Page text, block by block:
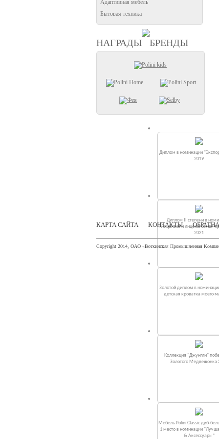
Адаптивная мебель
Бытовая техника
НАГРАДЫ БРЕНДЫ
Диплом в номинации
2019
Диплом II степени в
«Лицензия и лицензионная
2021
Золотой диплом в
детская кроватка моего
Коллекция "Джунгли"
Золотого Медвежонка
Мебель Polini Classic дуб-
1 место в номинации
& Аксессуары"
КАРТА САЙТА КОНТАКТЫ
Copyright 2014, ОАО «Воткинская Промышленная